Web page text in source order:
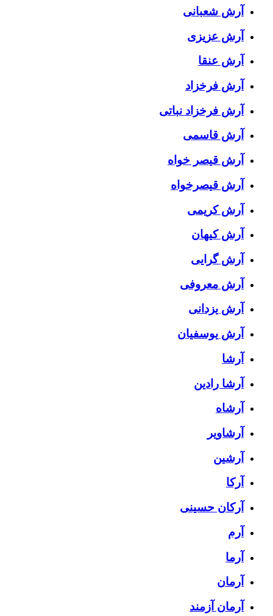
آرش شعبانی
آرش عزیزی
آرش عنقا
آرش فرخزاد
آرش فرخزاد نباتی
آرش قاسمی
آرش قیصر خواه
آرش قیصرخواه
آرش کریمی
آرش کیهان
آرش گرایی
آرش معروفی
آرش یزدانی
آرش یوسفیان
آرشا
آرشا رادین
آرشاه
آرشاویر
آرشین
آرکا
آرکان حسینی
آرم
آرما
آرمان
آرمان آزمند